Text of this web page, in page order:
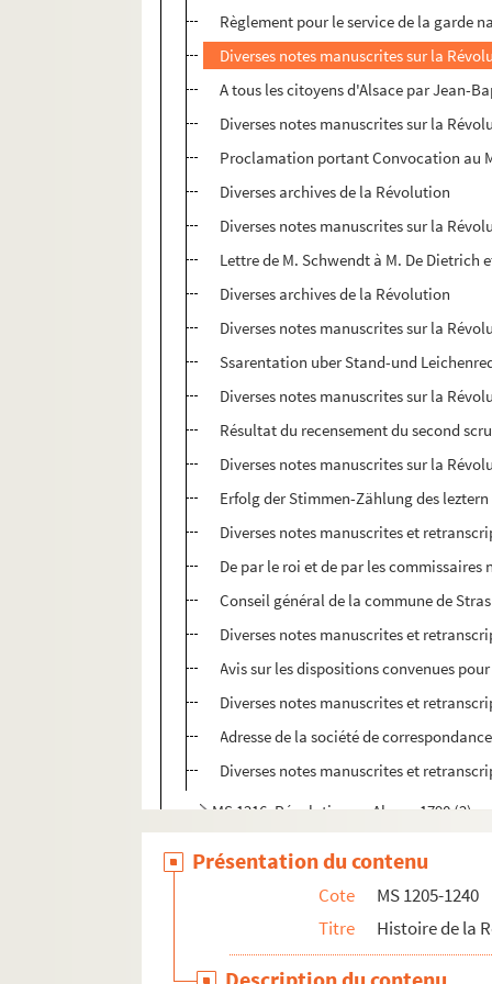
Règlement pour le service de la garde
Diverses notes manuscrites sur la
A tous les citoyens d'Alsace par Jean-
Diverses notes manuscrites sur la
Proclamation portant Convocation au
Diverses archives de la Révolution
Diverses notes manuscrites sur la
Lettre de M. Schwendt à M. De
Diverses archives de la Révolution
Diverses notes manuscrites sur la
Ssarentation uber Stand-und
Diverses notes manuscrites sur la
Résultat du recensement du second
Diverses notes manuscrites sur la
Erfolg der Stimmen-Zählung des
Diverses notes manuscrites et
De par le roi et de par les
Conseil général de la commune de
Diverses notes manuscrites et
Avis sur les dispositions convenues
Diverses notes manuscrites et
Adresse de la société de
Diverses notes manuscrites et
MS 1216. Révolution en Alsace 1790 (2)
Présentation du contenu
Cote
MS 1205-1240
Titre
Histoire de la